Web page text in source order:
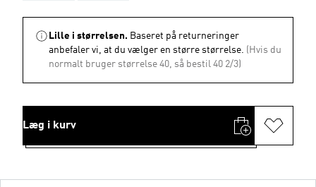
Lille i størrelsen. Baseret på returneringer
anbefaler vi, at du vælger en større størrelse. (Hvis du
normalt bruger størrelse 40, så bestil 40 2/3)
Læg i kurv